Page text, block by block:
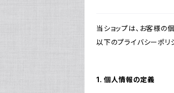
当ショップは、お客様の
以下のプライバシーポリ
1. 個人情報の定義